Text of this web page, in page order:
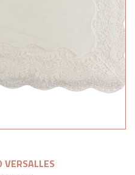
VERSALLES